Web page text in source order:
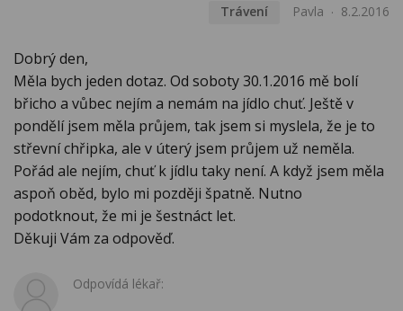
Trávení Pavla 8.2.2016
Dobrý den,
Měla bych jeden dotaz. Od soboty 30.1.2016 mě bolí
břicho a vůbec nejím a nemám na jídlo chuť. Ještě v
pondělí jsem měla průjem, tak jsem si myslela, že je to
střevní chřipka, ale v úterý jsem průjem už neměla.
Pořád ale nejím, chuť k jídlu taky není. A když jsem měla
aspoň oběd, bylo mi později špatně. Nutno
podotknout, že mi je šestnáct let.
Děkuji Vám za odpověď.
Odpovídá lékař: